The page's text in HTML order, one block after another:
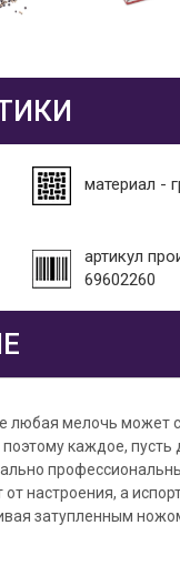
материал -
артикул
69602260
любая мелочь может
каждое, пусть
от настроения, а
затупленным